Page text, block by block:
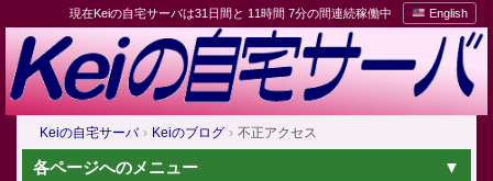
現在Keiの自宅サーバは31日間と 11時間 7分の間連続稼働中 English
Keiの自宅サーバ Keiのブログ 不正アクセス
各ページへのメニュー